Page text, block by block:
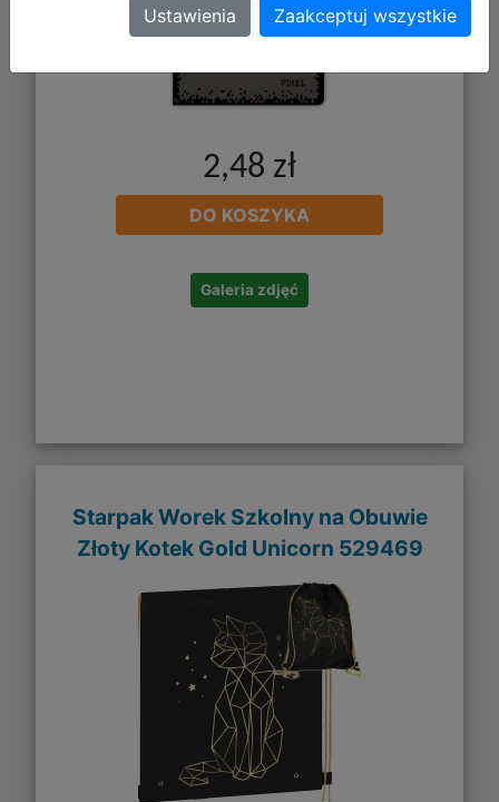
2,48 zł
DO KOSZYKA
Galeria zdjęć
Starpak Worek Szkolny na Obuwie
Złoty Kotek Gold Unicorn 529469
Ustawienia Zaakceptuj wszystkie